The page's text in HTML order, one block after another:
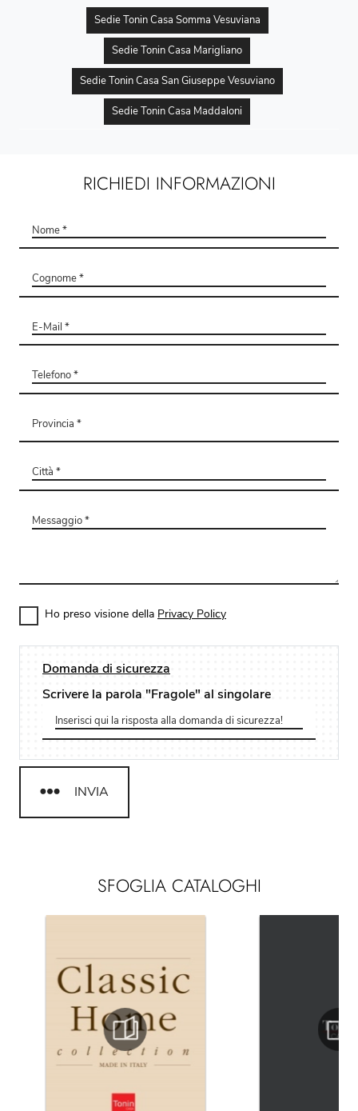
Sedie Tonin Casa Somma Vesuviana
Sedie Tonin Casa Marigliano
Sedie Tonin Casa San Giuseppe Vesuviano
Sedie Tonin Casa Maddaloni
SFOGLIA CATALOGHI
RICHIEDI INFORMAZIONI
Ho preso visione della Privacy Policy
Domanda di sicurezza
Scrivere la parola "Fragole" al singolare
INVIA